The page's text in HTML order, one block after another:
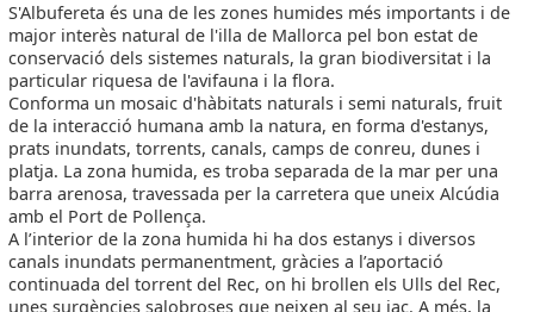
S'Albufereta és una de les zones humides més importants i de
major interès natural de l'illa de Mallorca pel bon estat de
conservació dels sistemes naturals, la gran biodiversitat i la
particular riquesa de l'avifauna i la flora.
Conforma un mosaic d'hàbitats naturals i semi naturals, fruit
de la interacció humana amb la natura, en forma d'estanys,
prats inundats, torrents, canals, camps de conreu, dunes i
platja. La zona humida, es troba separada de la mar per una
barra arenosa, travessada per la carretera que uneix Alcúdia
amb el Port de Pollença.
A l’interior de la zona humida hi ha dos estanys i diversos
canals inundats permanentment, gràcies a l’aportació
continuada del torrent del Rec, on hi brollen els Ulls del Rec,
unes surgències salobroses que neixen al seu jaç. A més, la